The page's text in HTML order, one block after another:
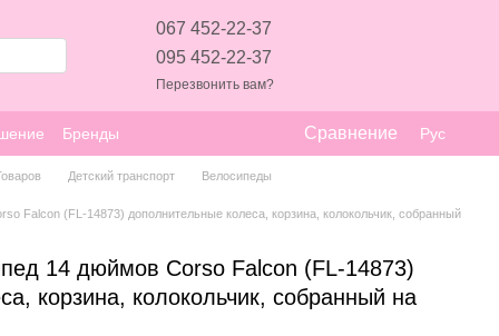
067 452-22-37
095 452-22-37
Перезвонить вам?
Бренды Сравнение Рус
Детский транспорт
Велосипеды
Falcon (FL-14873) дополнительные колеса, корзина, колокольчик, собранный
14 дюймов Corso Falcon (FL-14873)
корзина, колокольчик, собранный на